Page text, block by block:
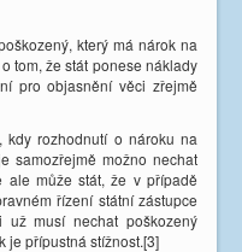
který má nárok na
tom, že stát ponese náklady
pro objasnění věci zřejmě
rozhodnutí o nároku na
samozřejmě možno nechat
ale může stát, že v případě
řízení státní zástupce
musí nechat poškozený
je přípustná stížnost.[3]